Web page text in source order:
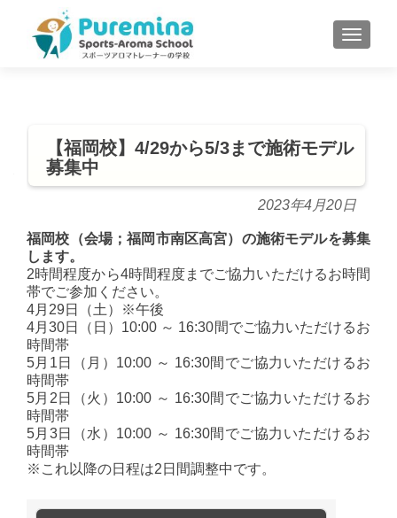
MENU
【福岡校】4/29から5/3まで施術モデル
募集中
2023年4月20日
福岡校（会場；福岡市南区高宮）の施術モデルを募集
します。
2時間程度から4時間程度までご協力いただけるお時間
帯でご参加ください。
4月29日（土）※午後
4月30日（日）10:00 ～ 16:30間でご協力いただけるお
時間帯
5月1日（月）10:00 ～ 16:30間でご協力いただけるお
時間帯
5月2日（火）10:00 ～ 16:30間でご協力いただけるお
時間帯
5月3日（水）10:00 ～ 16:30間でご協力いただけるお
時間帯
※これ以降の日程は2日間調整中です。